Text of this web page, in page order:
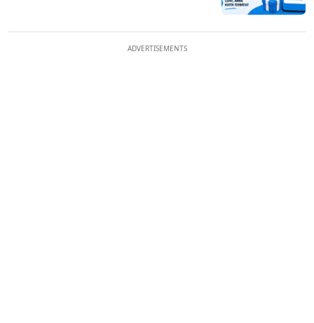
ADVERTISEMENTS